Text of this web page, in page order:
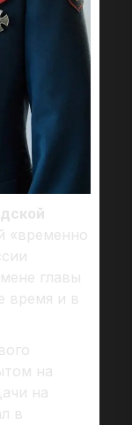
«временно
главы
время и в
на
на
в